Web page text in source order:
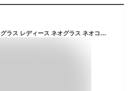
鯖江 夜間 運転 uvカット サングラス レディース ネオグラス ネオコントラスト 夜盲症 メガネ メラニン PCメガネ 抑制 ネオ グラス レンズ 薄い色 眼鏡 PC パソコン 遮光 眼鏡 メンズ ナイト ドライブ 雨天 白内障 術後 メラニンサングラス